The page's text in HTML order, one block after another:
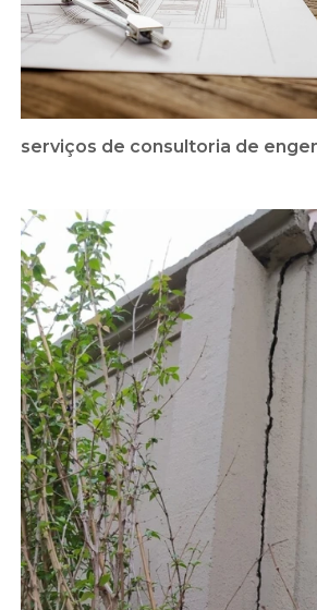
serviços de consultoria de